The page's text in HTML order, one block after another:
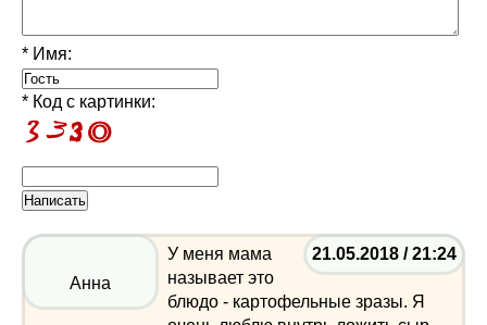
* Имя:
* Код с картинки:
21.05.2018 / 21:24
Анна
У меня мама
называет это
блюдо - картофельные зразы. Я